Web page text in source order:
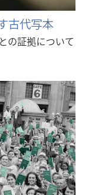
古代写本
の証拠について